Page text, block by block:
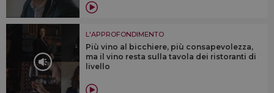
L'APPROFONDIMENTO
Più vino al bicchiere, più consapevolezza,
ma il vino resta sulla tavola dei ristoranti di
livello